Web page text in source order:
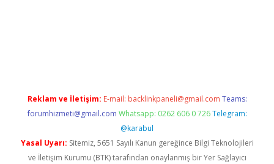
Reklam ve İletişim: E-mail: backlinkpaneli@gmail.com Teams:
forumhizmeti@gmail.com Whatsapp: 0262 606 0 726 Telegram:
@karabul
Yasal Uyarı: Sitemiz, 5651 Sayılı Kanun gereğince Bilgi Teknolojileri
ve İletişim Kurumu (BTK) tarafından onaylanmış bir Yer Sağlayıcı